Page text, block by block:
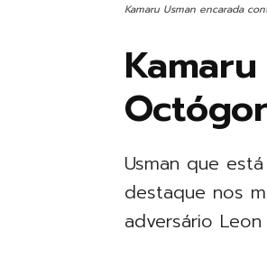
Kamaru Usman encarada
Usman que
destaque nos
adversário Leon